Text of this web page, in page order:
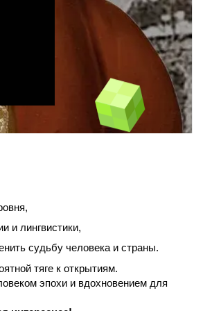
и лингвистики,
судьбу человека и страны.
тяге к открытиям.
эпохи и вдохновением для